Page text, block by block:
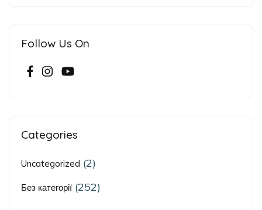
Follow Us On
Categories
Uncategorized (2)
Без категорії (252)